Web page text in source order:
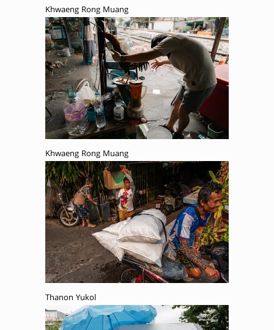
Khwaeng Rong Muang
Khwaeng Rong Muang
Thanon Yukol